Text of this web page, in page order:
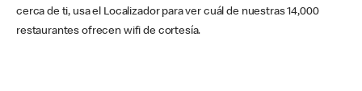
cerca de ti, usa el Localizador para ver cuál de nuestras 14,000
restaurantes ofrecen wifi de cortesía.